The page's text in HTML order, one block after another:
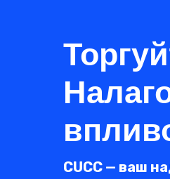
CUCC — ваш